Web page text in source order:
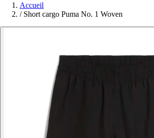
Accueil
/ Short cargo Puma No. 1 Woven